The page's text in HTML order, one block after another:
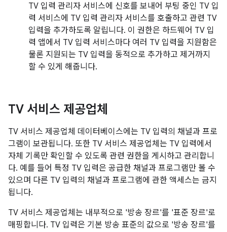
TV 입력 관리자 서비스에 신호를 보내어 부팅 중인 TV 입
력 서비스에 TV 입력 관리자 서비스를 호출하고 관련 TV
입력을 추가하도록 알립니다. 이 권한은 하드웨어 TV 입
력 앱에서 TV 입력 서비스마다 여러 TV 입력을 지원함은
물론 지원되는 TV 입력을 동적으로 추가하고 제거까지
할 수 있게 해줍니다.
TV 서비스 제공업체
TV 서비스 제공업체 데이터베이스에는 TV 입력의 채널과 프로
그램이 보관됩니다. 또한 TV 서비스 제공업체는 TV 입력에서
자체 기록만 확인할 수 있도록 관련 권한을 게시하고 관리합니
다. 예를 들어 특정 TV 입력은 공급한 채널과 프로그램만 볼 수
있으며 다른 TV 입력의 채널과 프로그램에 관한 액세스는 금지
됩니다.
TV 서비스 제공업체는 내부적으로 '방송 장르'를 '표준 장르'로
매핑합니다. TV 입력은 기본 방송 표준의 값으로 '방송 장르'를